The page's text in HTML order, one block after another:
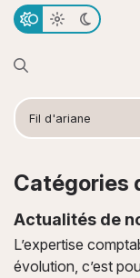
Notre cabinet
Notre équipe
Fiscalité
Commerçants &
Actualités
Fil d'ariane
Catégories
Actualités de
L’expertise
évolution, c’est